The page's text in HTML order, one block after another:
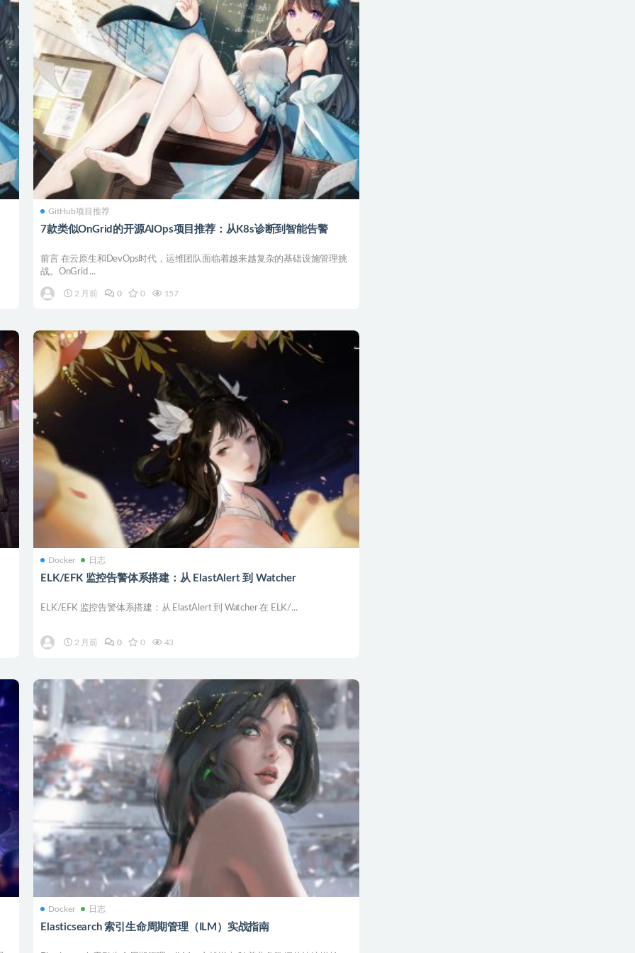
GitHub项目推荐
7款类似OnGrid的开源AIOps项目推荐：从K8s诊断到智能告警
前言 在云原生和DevOps时代，运维团队面临着越来越复杂的基础设施管理挑
战。OnGrid ...
2 月前 0 0 157
Docker 日志
ELK/EFK 监控告警体系搭建：从 ElastAlert 到 Watcher
ELK/EFK 监控告警体系搭建：从 ElastAlert 到 Watcher 在 ELK/...
2 月前 0 0 43
Docker 日志
Elasticsearch 索引生命周期管理（ILM）实战指南